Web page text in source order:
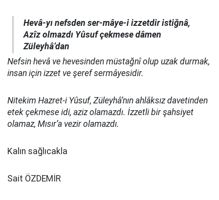
Hevâ-yı nefsden ser-mâye-i izzetdir istiğnâ,
Azîz olmazdı Yûsuf çekmese dâmen
Züleyhâ’dan
Nefsin hevâ ve hevesinden müstağnî olup uzak durmak,
insan için izzet ve şeref sermâyesidir.
Nitekim Hazret-i Yûsuf, Züleyhâ’nın ahlâksız davetinden
etek çekmese idi, aziz olamazdı. İzzetli bir şahsiyet
olamaz, Mısır’a vezir olamazdı.
Kalın sağlıcakla
Sait ÖZDEMİR